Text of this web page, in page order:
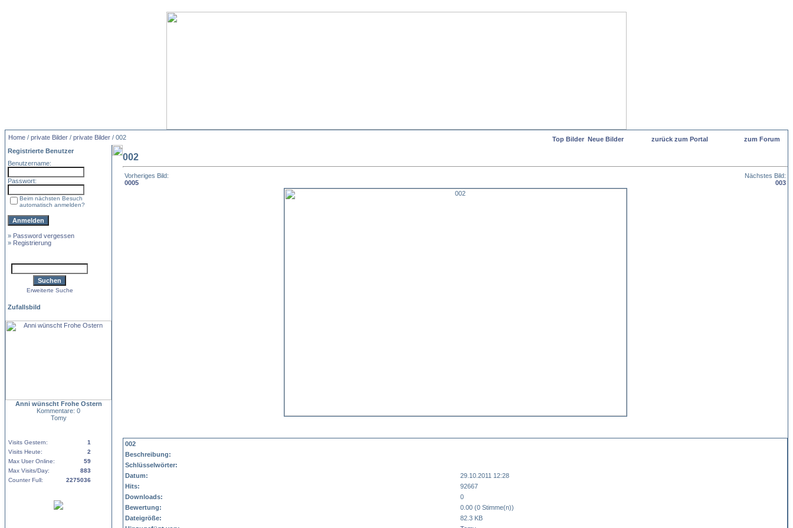
Home / private Bilder / private Bilder / 002 Top Bilder Neue Bilder zurück zum Portal
zum Forum
Registrierte Benutzer
Benutzername:
Passwort:
Beim nächsten Besuch
automatisch anmelden?
» Password vergessen
» Registrierung
Erweiterte Suche
Zufallsbild
Anni wünscht Frohe Ostern
Kommentare: 0
Tomy
Visits Gestern:
1
Visits Heute:
2
Max User Online:
59
Max Visits/Day:
883
Counter Full:
2275036
002
Vorheriges Bild:
0005
Nächstes Bild:
003
002
Beschreibung:
Schlüsselwörter:
Datum:
29.10.2011 12:28
Hits:
92667
Downloads:
0
Bewertung:
0.00 (0 Stimme(n))
Dateigröße:
82.3 KB